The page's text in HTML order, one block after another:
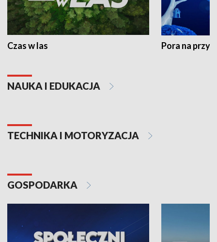
Czas w las Pora na
NAUKA I EDUKACJA
TECHNIKA I MOTORYZACJA
GOSPODARKA